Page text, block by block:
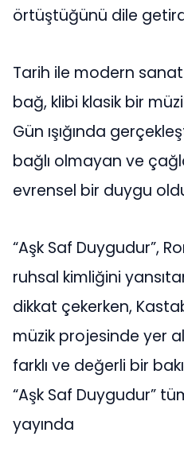
örtüştüğünü dile
Tarih ile modern
bağ, klibi klasik bir
Gün ışığında
bağlı olmayan ve
evrensel bir duygu
“Aşk Saf Duygudur”,
ruhsal kimliğini
dikkat çekerken,
müzik projesinde yer
farklı ve değerli bir
“Aşk Saf Duygudur”
yayında